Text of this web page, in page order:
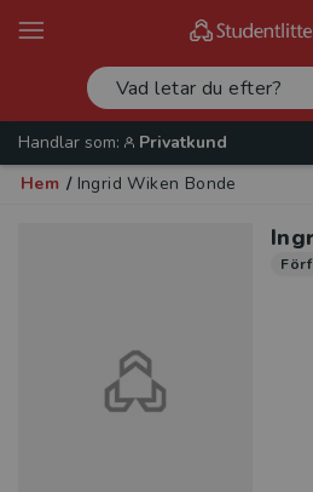
Handlar som:
Privatkund
Hem / Ingrid Wiken Bonde